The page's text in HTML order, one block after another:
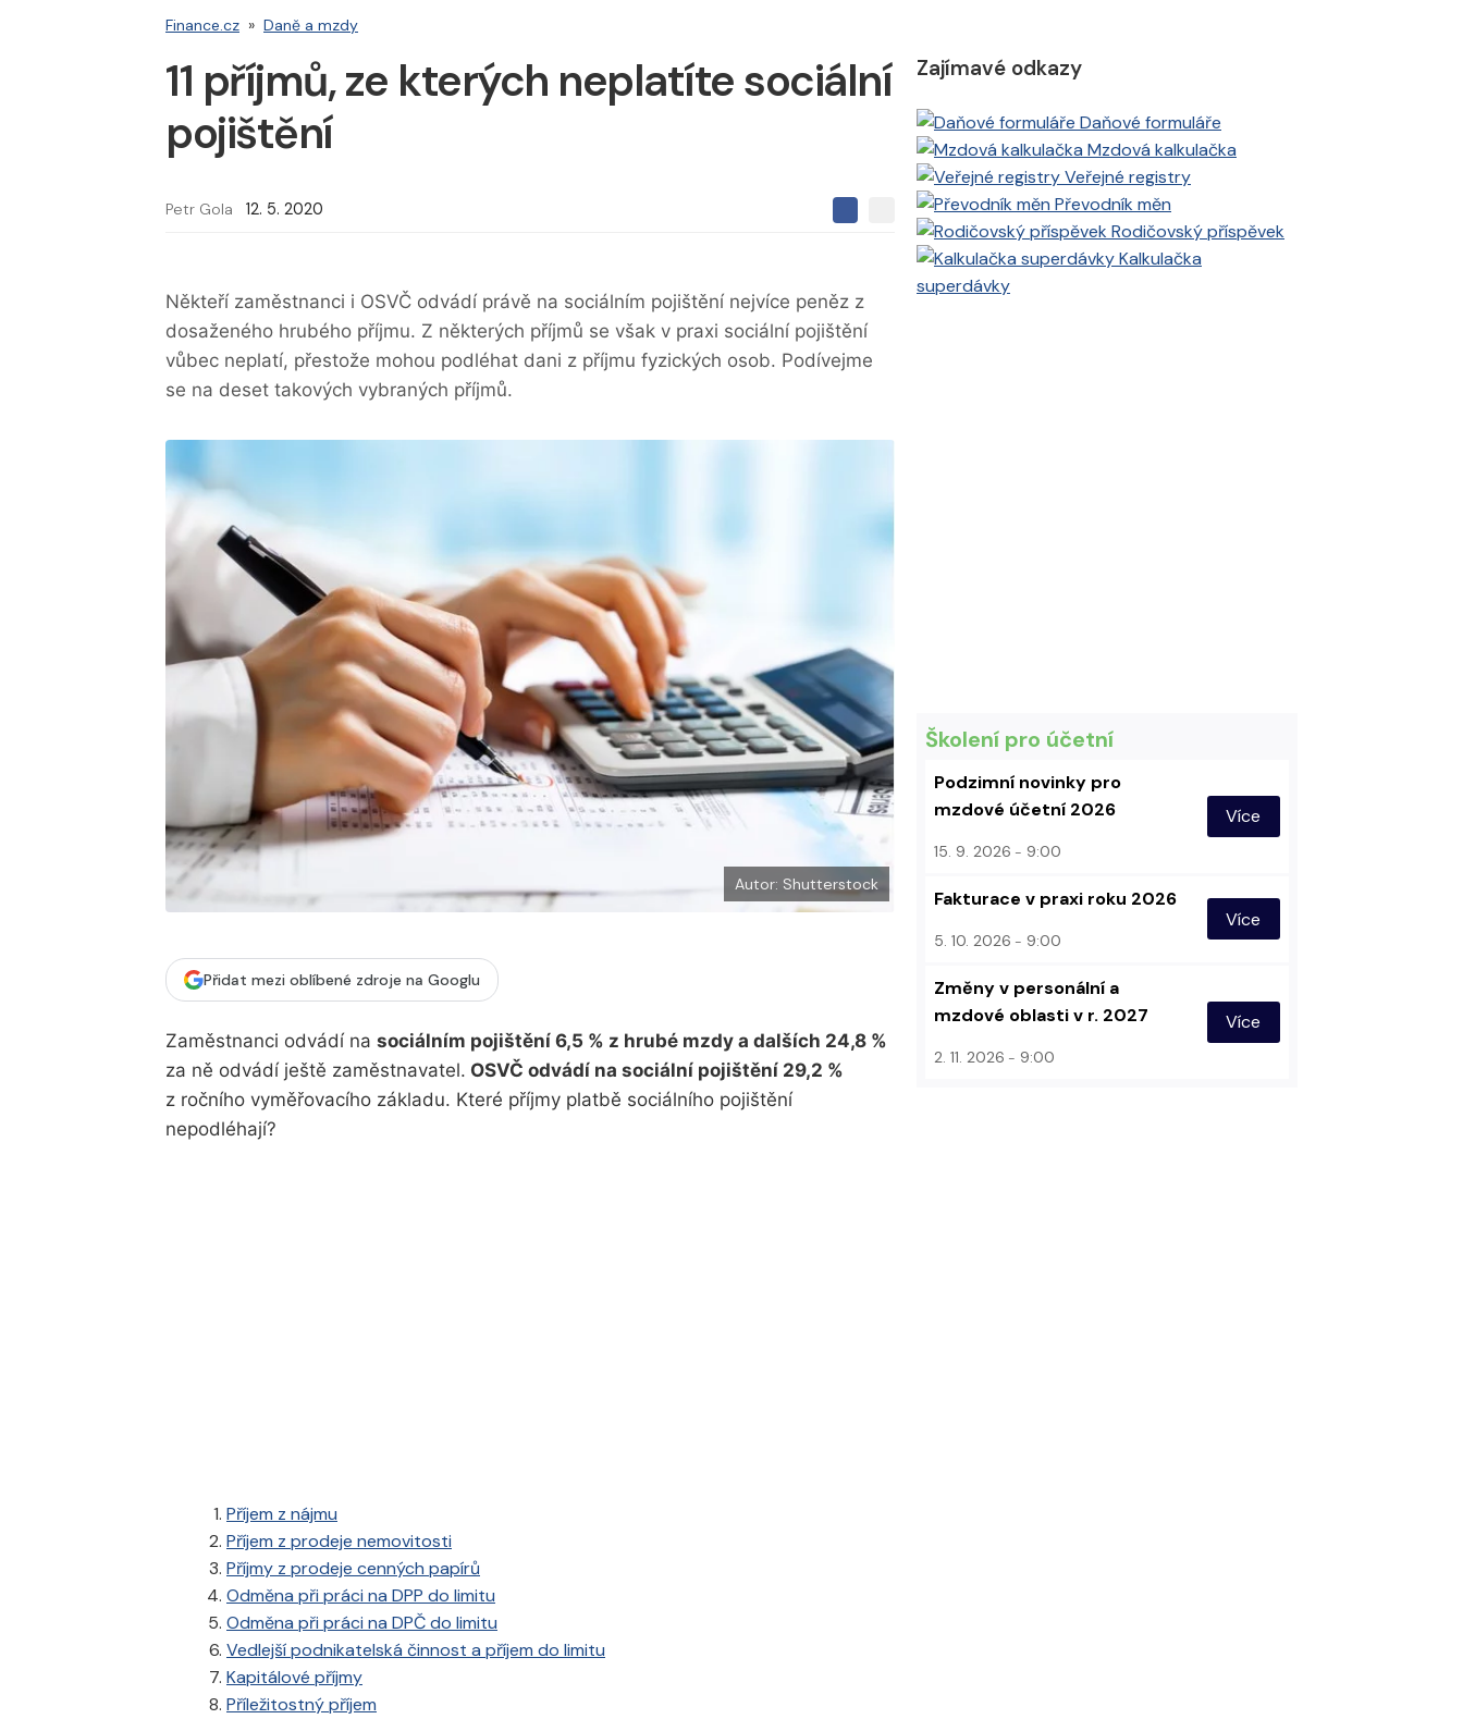
Finance.cz » Daně a mzdy
11 příjmů, ze kterých neplatíte sociální
pojištění
Petr Gola 12. 5. 2020
S
l
e
t
S
j
t
e
n
a
i
Někteří zaměstnanci i OSVČ odvádí právě na sociálním pojištění nejvíce peněz z
dosaženého hrubého příjmu. Z některých příjmů se však v praxi sociální pojištění
vůbec neplatí, přestože mohou podléhat dani z příjmu fyzických osob. Podívejme
se na deset takových vybraných příjmů.
Autor: Shutterstock
Přidat mezi oblíbené zdroje na Googlu
Zaměstnanci odvádí na sociálním pojištění 6,5 % z hrubé mzdy a dalších 24,8 %
za ně odvádí ještě zaměstnavatel. OSVČ odvádí na sociální pojištění 29,2 %
z ročního vyměřovacího základu. Které příjmy platbě sociálního pojištění
nepodléhají?
Příjem z nájmu
Příjem z prodeje nemovitosti
Příjmy z prodeje cenných papírů
Odměna při práci na DPP do limitu
Odměna při práci na DPČ do limitu
Vedlejší podnikatelská činnost a příjem do limitu
Kapitálové příjmy
Příležitostný příjem
Zajímavé odkazy
Daňové formuláře
Mzdová kalkulačka
Veřejné registry
Převodník měn
Rodičovský příspěvek
Kalkulačka
superdávky
Školení pro účetní
Podzimní novinky pro
mzdové účetní 2026
15. 9. 2026 9:00
Více
Fakturace v praxi roku 2026
5. 10. 2026 9:00
Více
Změny v personální a
mzdové oblasti v r. 2027
2. 11. 2026 9:00
Více